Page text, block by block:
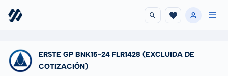
ERSTE GP BNK15-24 FLR1428 (EXCLUIDA DE
COTIZACIÓN)